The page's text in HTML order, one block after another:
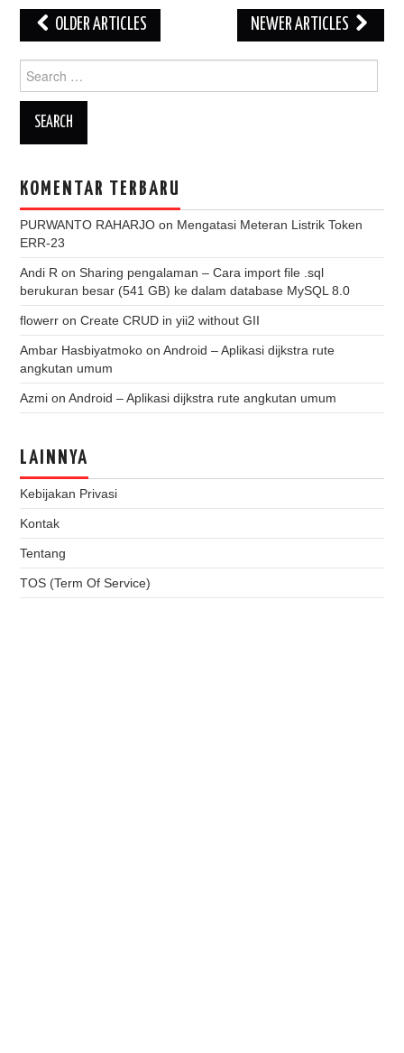
Post
navigation
OLDER ARTICLES NEWER ARTICLES
for:
KOMENTAR TERBARU
PURWANTO RAHARJO on Mengatasi Meteran Listrik Token
ERR-23
Andi R onSharing pengalaman – Cara import file .sql
berukuran besar (541 GB) ke dalam database MySQL 8.0
flowerr onCreate CRUD in yii2 without GII
Ambar Hasbiyatmoko onAndroid – Aplikasi dijkstra rute
angkutan umum
Azmi onAndroid – Aplikasi dijkstra rute angkutan umum
LAINNYA
Kebijakan Privasi
Kontak
Tentang
TOS (Term Of Service)